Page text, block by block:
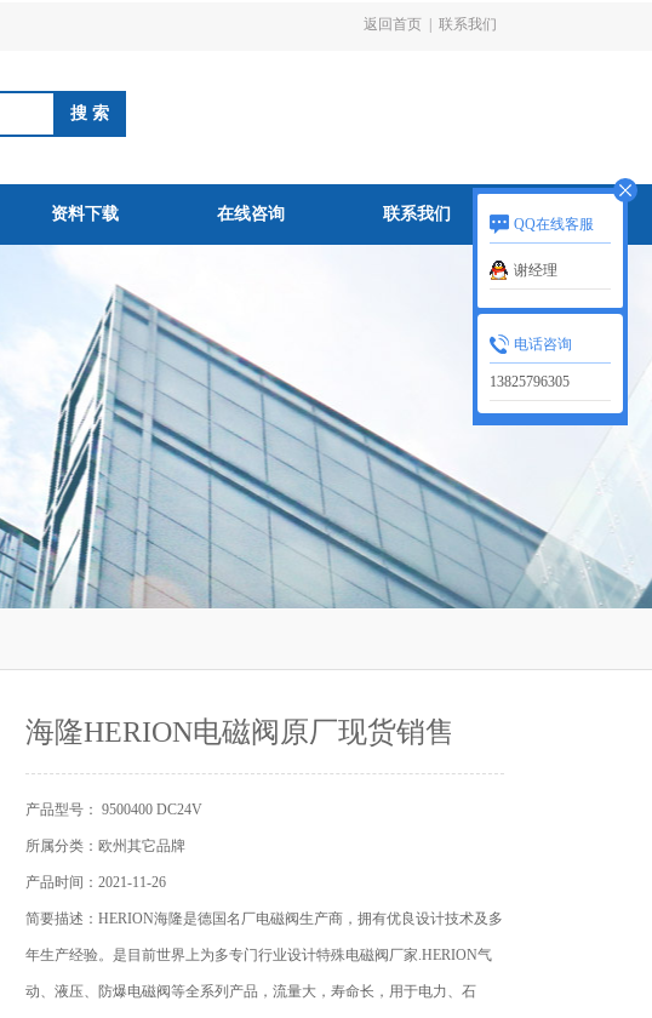
返回首页 联系我们
资料下载 在线咨询 联系我们
海隆HERION电磁阀原厂现货销售
产品型号： 9500400 DC24V
所属分类：欧州其它品牌
产品时间：2021-11-26
简要描述：HERION海隆是德国名厂电磁阀生产商，拥有优良设计技术及多
年生产经验。是目前世界上为多专门行业设计特殊电磁阀厂家.HERION气
动、液压、防爆电磁阀等全系列产品，流量大，寿命长，用于电力、石
QQ在线客服
谢经理
电话咨询
13825796305